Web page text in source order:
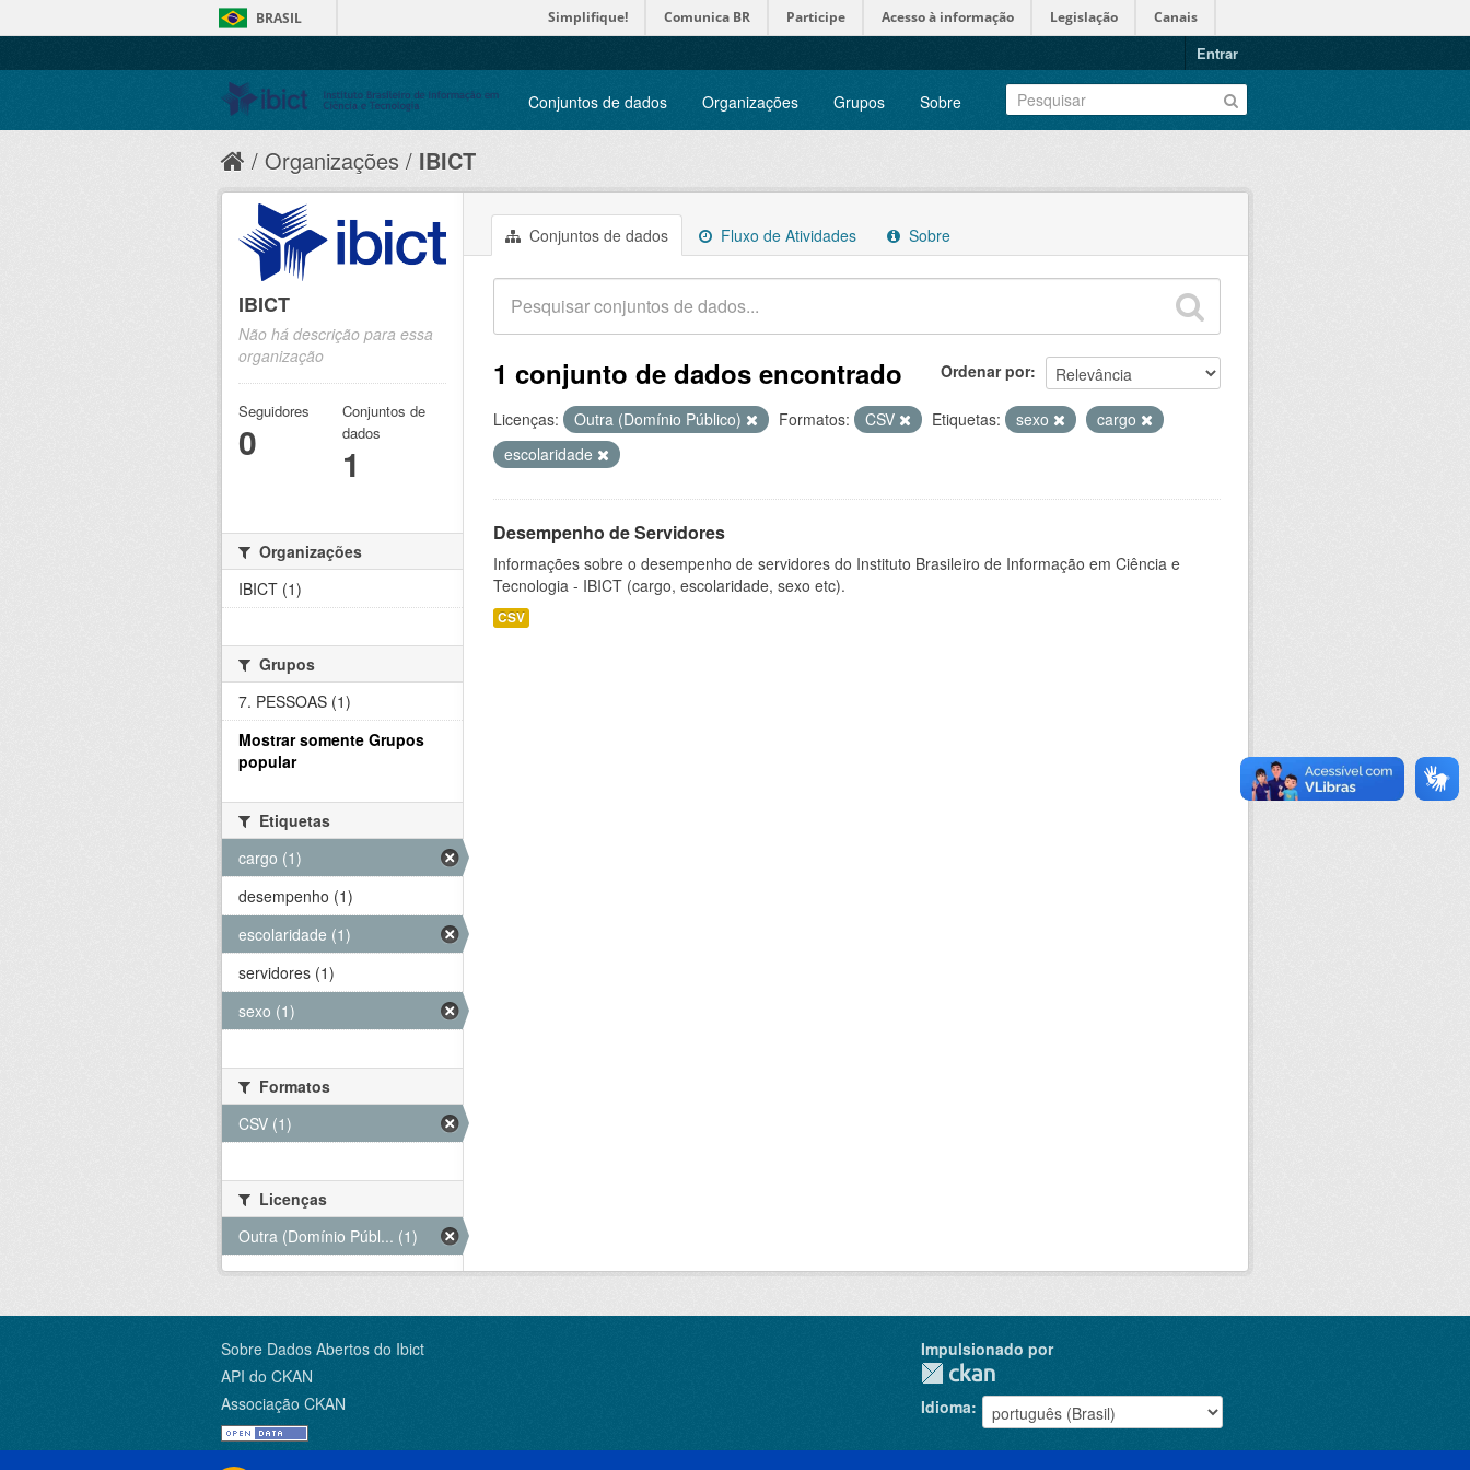
BRASIL Simplifique! Comunica BR Participe Acesso à informação Legislação Canais
Entrar
Conjuntos de dados Organizações Grupos Sobre
Organizações IBICT
Conjuntos de dados Fluxo de Atividades Sobre
Ordenar por
1 conjunto de dados encontrado
Licenças: Outra (Domínio Público) Formatos: CSV Etiquetas: sexo
cargo
escolaridade
Desempenho de Servidores
Informações sobre o desempenho de servidores do Instituto Brasileiro de Informação em Ciência e
Tecnologia - IBICT (cargo, escolaridade, sexo etc).
CSV
IBICT
Não há descrição para essa
organização
Seguidores
0
Conjuntos de
dados
1
Organizações
IBICT (1)
Grupos
7. PESSOAS (1)
Mostrar somente Grupos
popular
Etiquetas
cargo (1)
desempenho (1)
escolaridade (1)
servidores (1)
sexo (1)
Formatos
CSV (1)
Licenças
Outra (Domínio Públ... (1)
Sobre Dados Abertos do Ibict
API do CKAN
Associação CKAN
Impulsionado por
Idioma